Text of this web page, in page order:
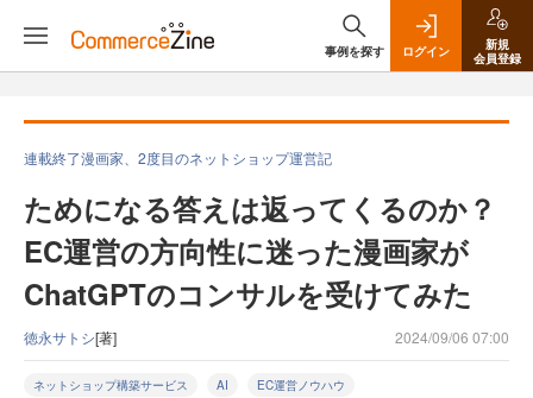
事例を探す ログイン
新規
会員登録
連載終了漫画家、2度目のネットショップ運営記
ためになる答えは返ってくるのか？
EC運営の方向性に迷った漫画家が
ChatGPTのコンサルを受けてみた
徳永サトシ[著] 2024/09/06 07:00
ネットショップ構築サービス AI EC運営ノウハウ